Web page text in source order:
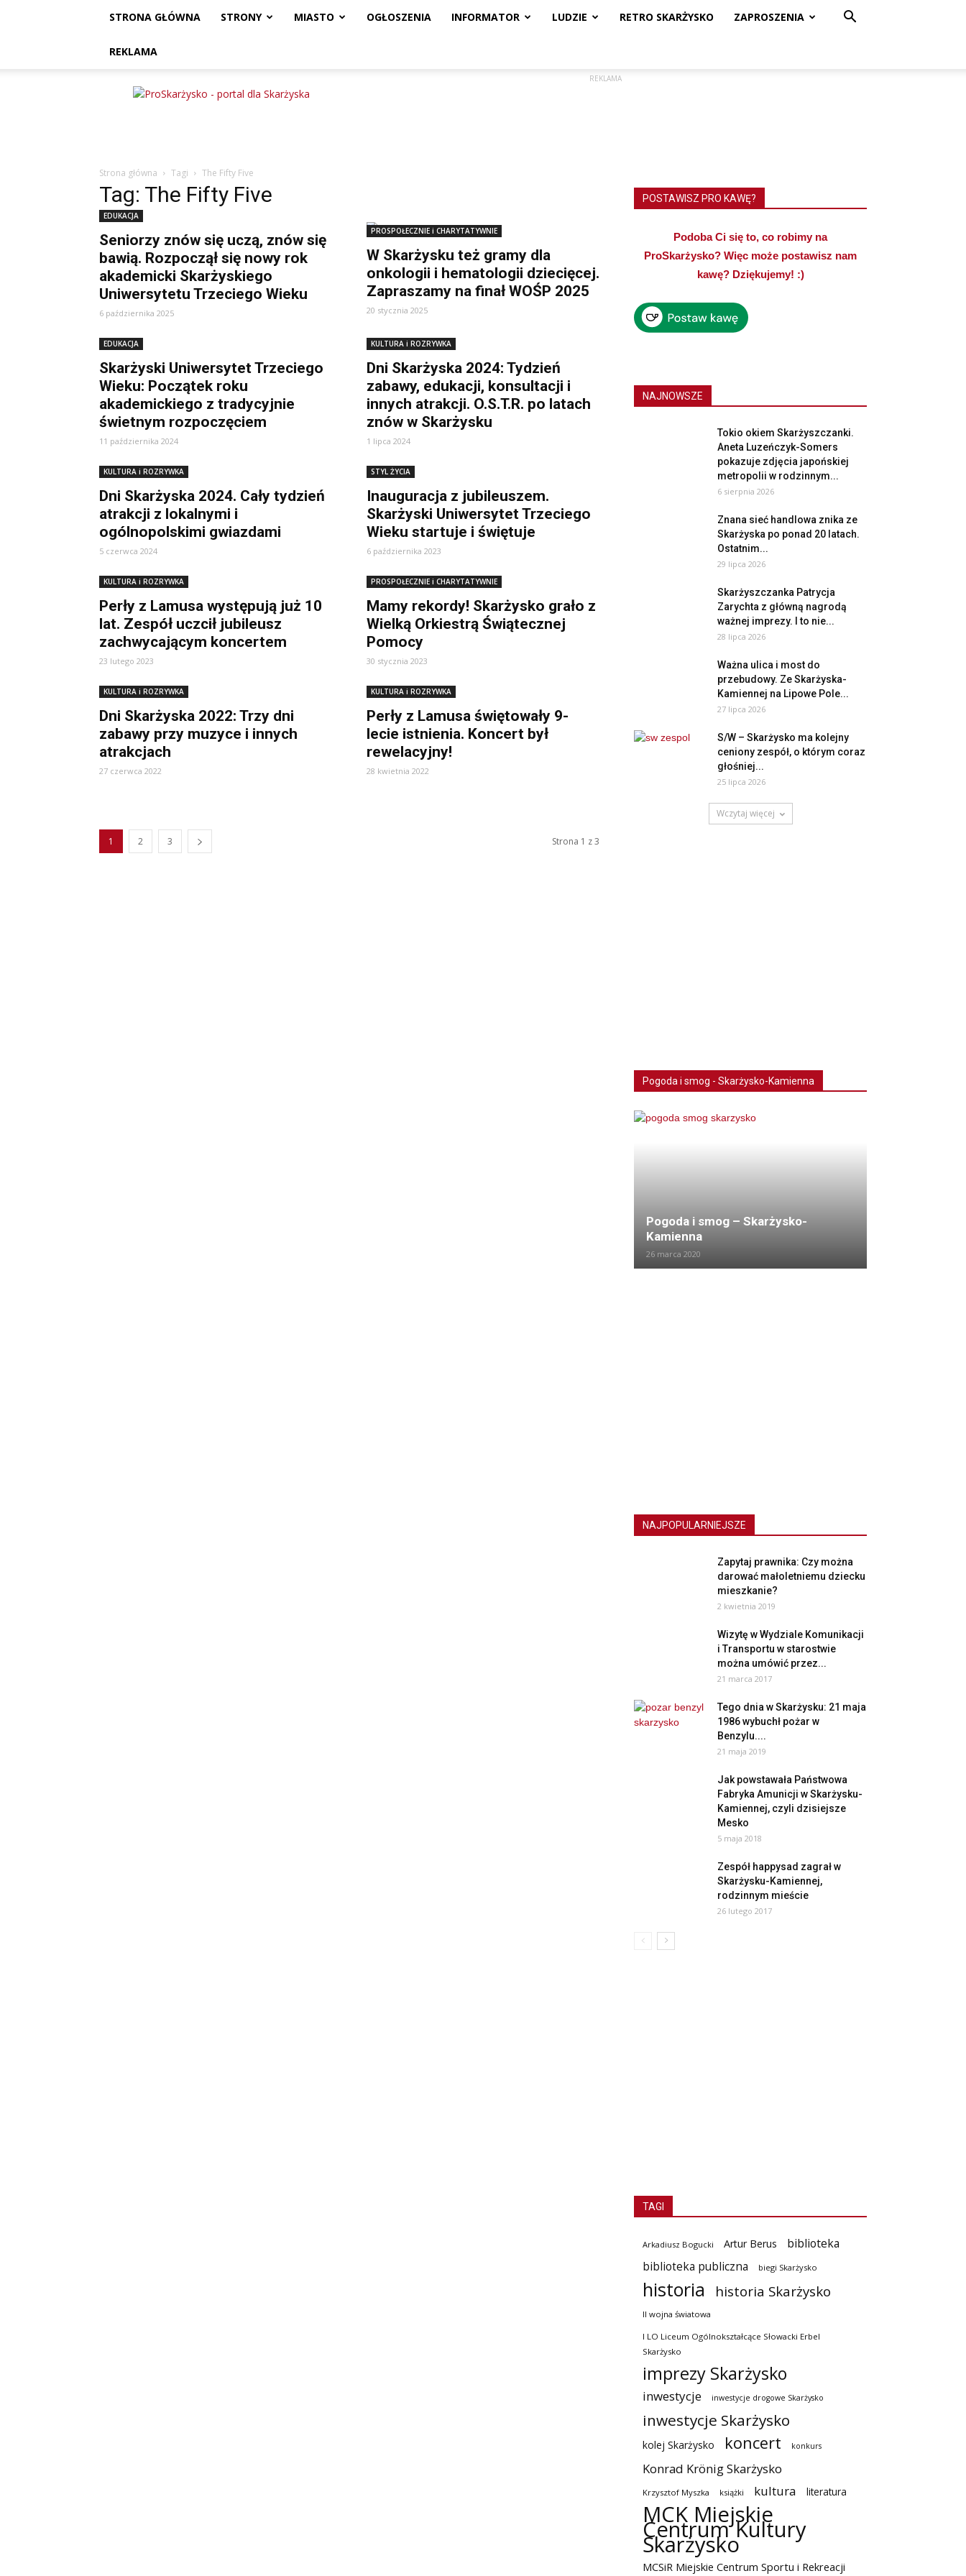
STRONA GŁÓWNA STRONY MIASTO OGŁOSZENIA INFORMATOR LUDZIE RETRO SKARŻYSKO ZAPROSZENIA
REKLAMA
ProSkarżysko
REKLAMA
Strona główna Tagi The Fifty Five
Tag: The Fifty Five
EDUKACJA
Seniorzy znów się uczą, znów się
bawią. Rozpoczął się nowy rok
akademicki Skarżyskiego
Uniwersytetu Trzeciego Wieku
6 października 2025
PROSPOŁECZNIE i CHARYTATYWNIE
W Skarżysku też gramy dla
onkologii i hematologii dziecięcej.
Zapraszamy na finał WOŚP 2025
20 stycznia 2025
EDUKACJA
Skarżyski Uniwersytet Trzeciego
Wieku: Początek roku
akademickiego z tradycyjnie
świetnym rozpoczęciem
11 października 2024
KULTURA i ROZRYWKA
Dni Skarżyska 2024: Tydzień
zabawy, edukacji, konsultacji i
innych atrakcji. O.S.T.R. po latach
znów w Skarżysku
1 lipca 2024
KULTURA i ROZRYWKA
Dni Skarżyska 2024. Cały tydzień
atrakcji z lokalnymi i
ogólnopolskimi gwiazdami
5 czerwca 2024
STYL ŻYCIA
Inauguracja z jubileuszem.
Skarżyski Uniwersytet Trzeciego
Wieku startuje i świętuje
6 października 2023
KULTURA i ROZRYWKA
Perły z Lamusa występują już 10
lat. Zespół uczcił jubileusz
zachwycającym koncertem
23 lutego 2023
PROSPOŁECZNIE i CHARYTATYWNIE
Mamy rekordy! Skarżysko grało z
Wielką Orkiestrą Świątecznej
Pomocy
30 stycznia 2023
KULTURA i ROZRYWKA
Dni Skarżyska 2022: Trzy dni
zabawy przy muzyce i innych
atrakcjach
27 czerwca 2022
KULTURA i ROZRYWKA
Perły z Lamusa świętowały 9-
lecie istnienia. Koncert był
rewelacyjny!
28 kwietnia 2022
1 2 3 Strona 1 z 3
POSTAWISZ PRO KAWĘ?
Podoba Ci się to, co robimy na
ProSkarżysko? Więc może postawisz nam
kawę? Dziękujemy! :)
NAJNOWSZE
Tokio okiem Skarżyszczanki.
Aneta Luzeńczyk-Somers
pokazuje zdjęcia japońskiej
metropolii w rodzinnym...
6 sierpnia 2026
Znana sieć handlowa znika ze
Skarżyska po ponad 20 latach.
Ostatnim...
29 lipca 2026
Skarżyszczanka Patrycja
Zarychta z główną nagrodą
ważnej imprezy. I to nie...
28 lipca 2026
Ważna ulica i most do
przebudowy. Ze Skarżyska-
Kamiennej na Lipowe Pole...
27 lipca 2026
S/W – Skarżysko ma kolejny
ceniony zespół, o którym coraz
głośniej...
25 lipca 2026
Wczytaj więcej
Pogoda i smog - Skarżysko-Kamienna
Pogoda i smog – Skarżysko-
Kamienna
26 marca 2020
NAJPOPULARNIEJSZE
Zapytaj prawnika: Czy można
darować małoletniemu dziecku
mieszkanie?
2 kwietnia 2019
Wizytę w Wydziale Komunikacji
i Transportu w starostwie
można umówić przez...
21 marca 2017
Tego dnia w Skarżysku: 21 maja
1986 wybuchł pożar w
Benzylu....
21 maja 2019
Jak powstawała Państwowa
Fabryka Amunicji w Skarżysku-
Kamiennej, czyli dzisiejsze
Mesko
5 maja 2018
Zespół happysad zagrał w
Skarżysku-Kamiennej,
rodzinnym mieście
26 lutego 2017
TAGI
Arkadiusz Bogucki Artur Berus
biblioteka
biblioteka publiczna
biegi Skarżysko
historia historia Skarżysko
II wojna światowa
I LO Liceum Ogólnokształcące Słowacki Erbel
Skarżysko
imprezy Skarżysko
inwestycje inwestycje drogowe Skarżysko
inwestycje Skarżysko
kolej Skarżysko koncert konkurs
Konrad Krönig Skarżysko
Krzysztof Myszka książki kultura literatura
MCK Miejskie
Centrum Kultury
Skarżysko
MCSiR Miejskie Centrum Sportu i Rekreacji